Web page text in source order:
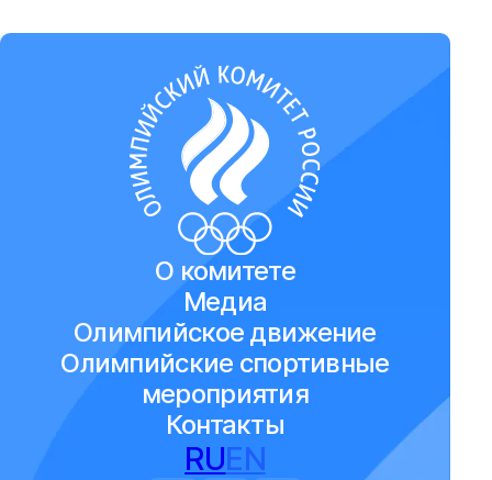
О комитете
Медиа
Олимпийское движение
Олимпийские спортивные
мероприятия
Контакты
RUEN